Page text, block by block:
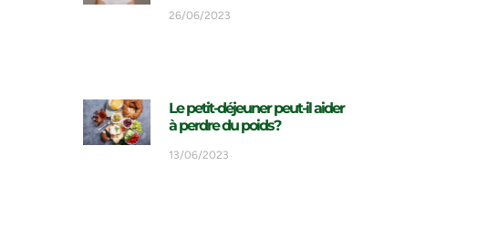
26/06/2023
Le petit-déjeuner peut-il aider
à perdre du poids?
13/06/2023